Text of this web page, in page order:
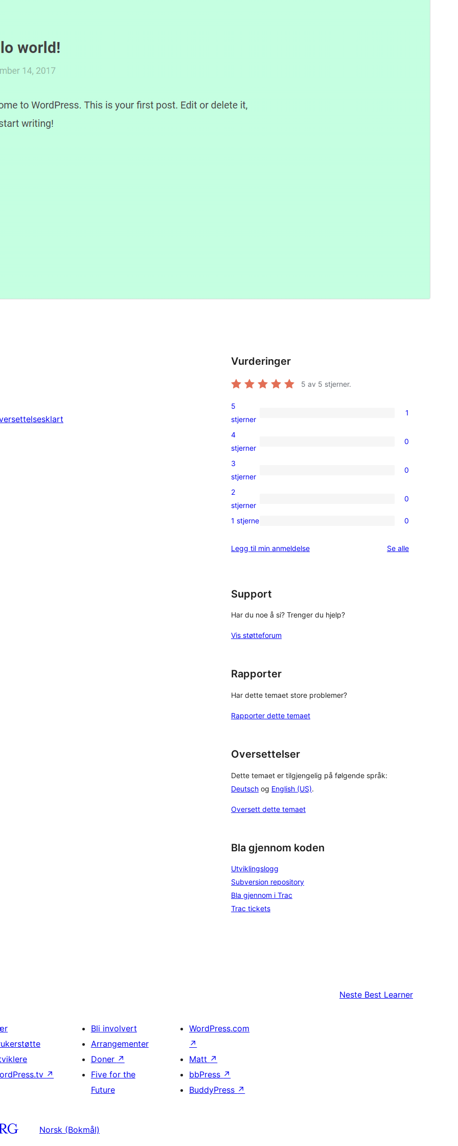
Vurderinger
5 av 5 stjerner.
1
5-
star
5
stjerner
1
0
4-
star
4
stjerner
0
0
3-
star
3
stjerner
0
0
2-
reviews
2
stjerner
0
0
star
1 stjerne 0
Legg til min anmeldelse Se alleomtalene
Support
Har du noe å si? Trenger du hjelp?
Vis støtteforum
Rapporter
Har dette temaet store problemer?
Rapporter dette temaet
Oversettelser
Dette temaet er tilgjengelig på følgende språk:
Deutsch og English (US).
Oversett dette temaet
Bla gjennom koden
Utviklingslogg
Subversion repository
Bla gjennom i Trac
Trac tickets
Neste Best Learner
↗
Bli involvert
Arrangementer
Doner ↗
Five for the
Future
WordPress.com
↗
Matt ↗
bbPress ↗
BuddyPress ↗
Norsk (Bokmål)